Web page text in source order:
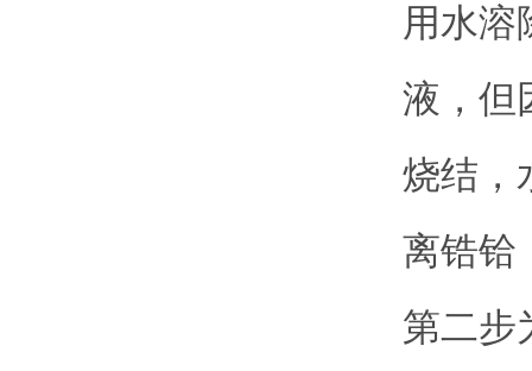
用水溶
液，但
烧结，
离锆铪
第二步